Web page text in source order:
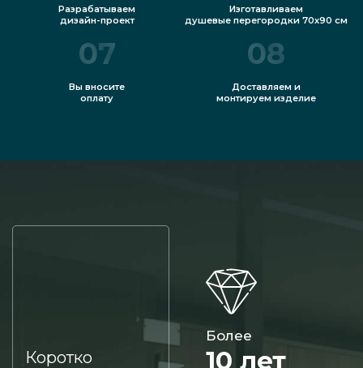
Разрабатываем
дизайн-проект
Изготавливаем
душевые перегородки 70х90 см
07
Вы вносите
оплату
08
Доставляем и
монтируем изделие
Коротко
Более
10 лет